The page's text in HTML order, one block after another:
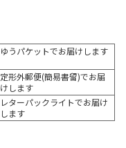
ゆうパケットでお届けします
定形外郵便(簡易書留)でお届
けします
レターパックライトでお届け
します